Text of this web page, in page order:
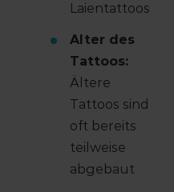
Laientattoos
Alter des
Tattoos:
Ältere
Tattoos sind
oft bereits
teilweise
abgebaut